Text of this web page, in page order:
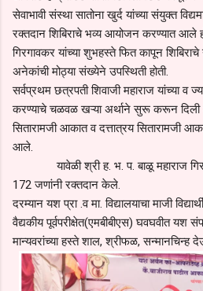
सेवाभावी संस्था सातोना खुर्द यांच्या संयुक्त
रक्तदान शिबिराचे भव्य आयोजन करण्यात आले
गिरगावकर यांच्या शुभहस्ते फित कापून
अनेकांची मोठ्या संख्येने उपस्थिती होती.
सर्वप्रथम छत्रपती शिवाजी महाराज यांच्या व
करण्याचे चळवळ खऱ्या अर्थाने सुरू करून दिली
सितारामजी आकात व दत्तात्रय सितारामजी
आले.
यावेळी श्री ह. भ. प. बाळू महाराज
172 जणांनी रक्तदान केले.
दरम्यान यश प्रा .व मा. विद्यालयाचा माजी
वैद्यकीय पूर्वपरीक्षेत(एमबीबीएस) घवघवीत यश
मान्यवरांच्या हस्ते शाल, श्रीफळ, सन्मानचिन्ह